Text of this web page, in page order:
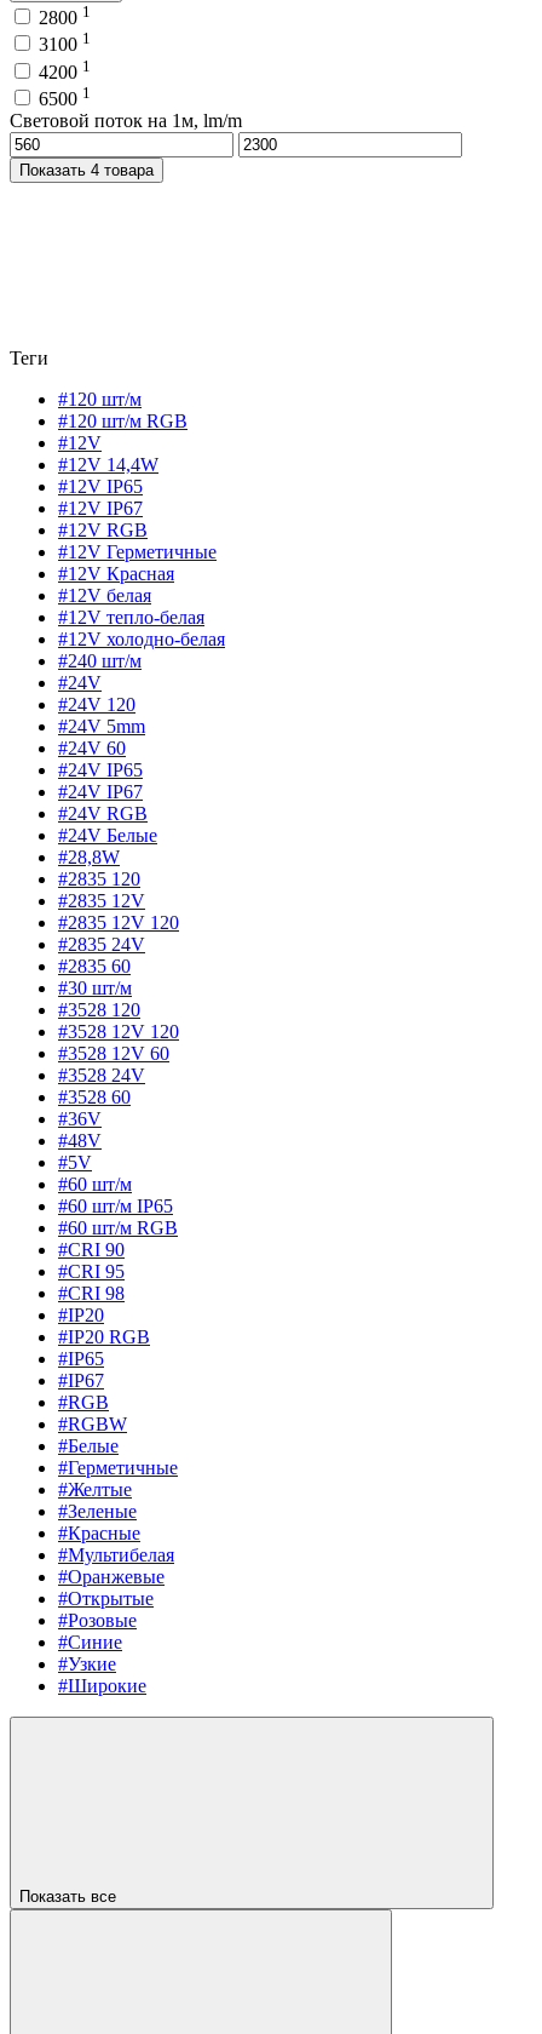
2800 1
3100 1
4200 1
6500 1
Световой поток на 1м, lm/m
Показать 4 товара
Теги
#120 шт/м
#120 шт/м RGB
#12V
#12V 14,4W
#12V IP65
#12V IP67
#12V RGB
#12V Герметичные
#12V Красная
#12V белая
#12V тепло-белая
#12V холодно-белая
#240 шт/м
#24V
#24V 120
#24V 5mm
#24V 60
#24V IP65
#24V IP67
#24V RGB
#24V Белые
#28,8W
#2835 120
#2835 12V
#2835 12V 120
#2835 24V
#2835 60
#30 шт/м
#3528 120
#3528 12V 120
#3528 12V 60
#3528 24V
#3528 60
#36V
#48V
#5V
#60 шт/м
#60 шт/м IP65
#60 шт/м RGB
#CRI 90
#CRI 95
#CRI 98
#IP20
#IP20 RGB
#IP65
#IP67
#RGB
#RGBW
#Белые
#Герметичные
#Желтые
#Зеленые
#Красные
#Мультибелая
#Оранжевые
#Открытые
#Розовые
#Синие
#Узкие
#Широкие
Показать все